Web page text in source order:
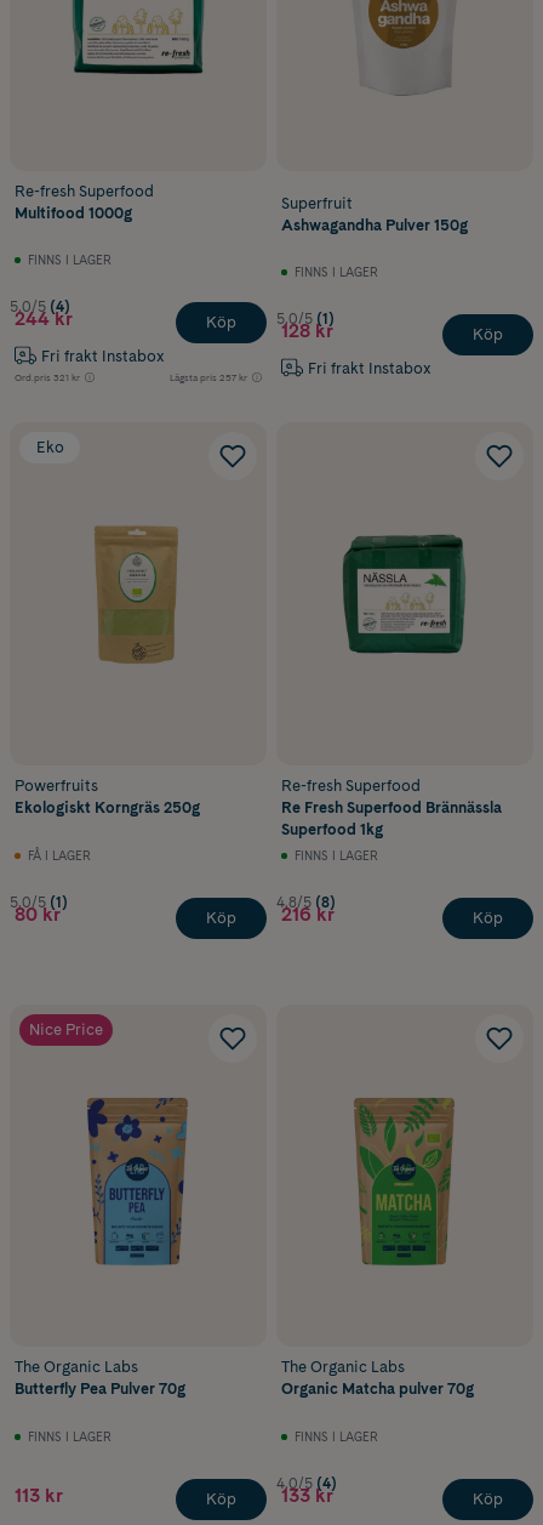
Re-fresh Superfood
Multifood 1000g
FINNS I LAGER
5.0/5 (4)
244 kr
Fri frakt Instabox
Ord.pris 321 kr Lägsta pris 257 kr
Köp
Superfruit
Ashwagandha Pulver 150g
FINNS I LAGER
5.0/5 (1)
128 kr
Fri frakt Instabox
Köp
Eko
Powerfruits
Ekologiskt Korngräs 250g
FÅ I LAGER
5.0/5 (1)
80 kr Köp
Re-fresh Superfood
Re Fresh Superfood Brännässla
Superfood 1kg
FINNS I LAGER
4.8/5 (8)
216 kr Köp
Nice Price
The Organic Labs
Butterfly Pea Pulver 70g
FINNS I LAGER
113 kr Köp
The Organic Labs
Organic Matcha pulver 70g
FINNS I LAGER
4.0/5 (4)
133 kr Köp